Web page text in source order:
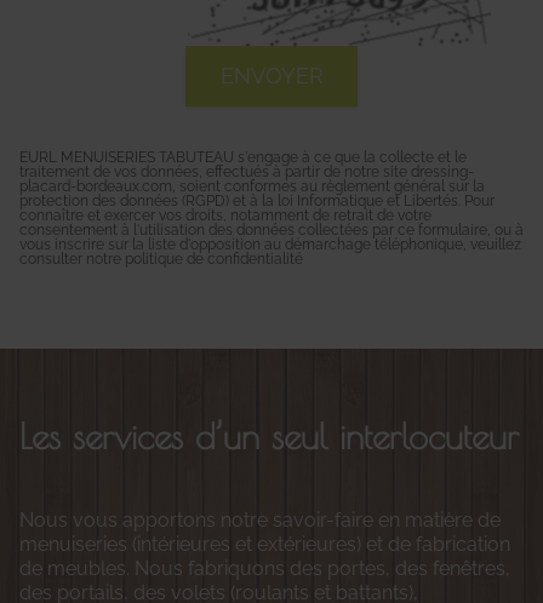
EURL MENUISERIES TABUTEAU s'engage à ce que la collecte et le
traitement de vos données, effectués à partir de notre site dressing-
placard-bordeaux.com, soient conformes au règlement général sur la
protection des données (RGPD) et à la loi Informatique et Libertés. Pour
connaître et exercer vos droits, notamment de retrait de votre
consentement à l'utilisation des données collectées par ce formulaire, ou à
vous inscrire sur la liste d'opposition au démarchage téléphonique, veuillez
consulter notre politique de confidentialité
Les services d’un seul interlocuteur
Nous vous apportons notre savoir-faire en matière de
menuiseries (intérieures et extérieures) et de fabrication
de meubles. Nous fabriquons des portes, des fenêtres,
des portails, des volets (roulants et battants),